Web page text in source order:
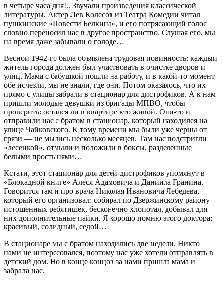
в четыре часа дня!.. Звучали произведения классической
литературы. Актер Лев Колесов из Театра Комедии читал
пушкинские «Повести Белкина», и его потрясающий голос
словно переносил нас в другое пространство. Слушая его, мы
на время даже забывали о голоде…
Весной 1942‑го была объявлена трудовая повинность: каждый
житель города должен был участ­вовать в очистке дворов и
улиц. Мама с бабушкой пошли на работу, и в какой‑то момент
обе исчезли, мы не знали, где они. Потом оказалось, что их
прямо с улицы забрали в стационар для дистрофиков. А к нам
пришли молодые девушки из бригады МПВО, чтобы
проверить: остался ли в квартире кто живой. Они‑то и
отправили нас с братом в стационар, который находился на
улице Чайковского. К тому времени мы были уже черны от
грязи — не мылись несколько месяцев. Там нас подстригли
«лесенкой», отмыли и положили в боксы, разделенные
белыми простынями…
Кстати, этот стационар для детей-дистрофиков упомянут в
«Блокадной книге» Алеся Адамовича и Даниила Гранина.
Говорится там и про врача Николая Ивановича Лебедева,
который его организовал: собирал по Дзержинскому району
истощенных ребятишек, бесконечно хлопотал, добывал для
них дополнительные пайки. Я хорошо помню этого доктора:
красивый, солидный, седой…
В стационаре мы с братом находились две недели. Никто
нами не интересовался, поэтому нас уже хотели отправлять в
детский дом. Но в конце концов за нами пришла мама и
забрала нас.